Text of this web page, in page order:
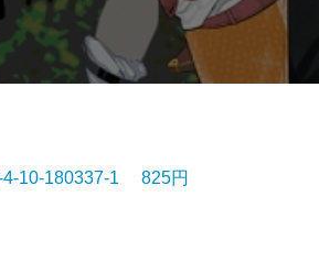
10-180337-1 825円